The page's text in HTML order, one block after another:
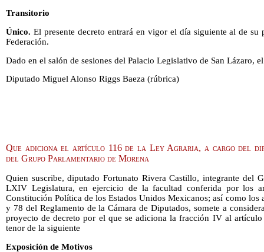
Transitorio
Único. El presente decreto entrará en vigor el día siguiente al de
Federación.
Dado en el salón de sesiones del Palacio Legislativo de San Lázaro,
Diputado Miguel Alonso Riggs Baeza (rúbrica)
Que adiciona el artículo 116 de la Ley Agraria, a cargo del
del Grupo Parlamentario de Morena
Quien suscribe, diputado Fortunato Rivera Castillo, integrante del
LXIV Legislatura, en ejercicio de la facultad conferida por los
Constitución Política de los Estados Unidos Mexicanos; así como
y 78 del Reglamento de la Cámara de Diputados, somete a
proyecto de decreto por el que se adiciona la fracción IV al
tenor de la siguiente
Exposición de Motivos